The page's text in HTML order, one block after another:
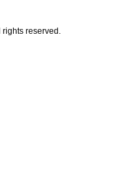
rights reserved.